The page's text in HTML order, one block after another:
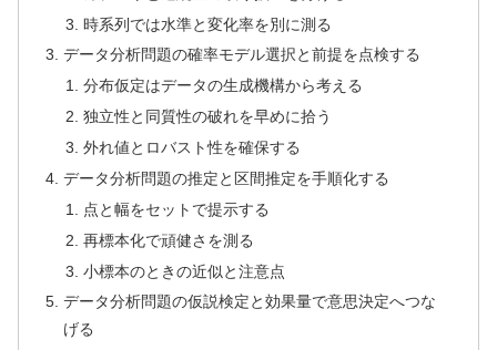
時系列では水準と変化率を別に測る
データ分析問題の確率モデル選択と前提を点検する
分布仮定はデータの生成機構から考える
独立性と同質性の破れを早めに拾う
外れ値とロバスト性を確保する
データ分析問題の推定と区間推定を手順化する
点と幅をセットで提示する
再標本化で頑健さを測る
小標本のときの近似と注意点
データ分析問題の仮説検定と効果量で意思決定へつな
げる